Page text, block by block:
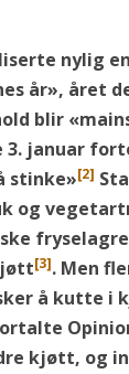
nylig
år», året
blir
januar
stinke»[2]
og
[3]. Men
å kutte i
kjøtt, og